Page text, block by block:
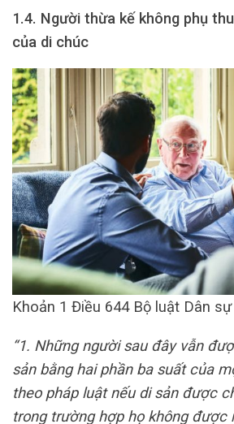
1.4. Người thừa kế không phụ
của di chúc
Khoản 1 Điều 644 Bộ luật Dân
“1. Những người sau đây vẫn
sản bằng hai phần ba suất của
theo pháp luật nếu di sản được
trong trường hợp họ không được